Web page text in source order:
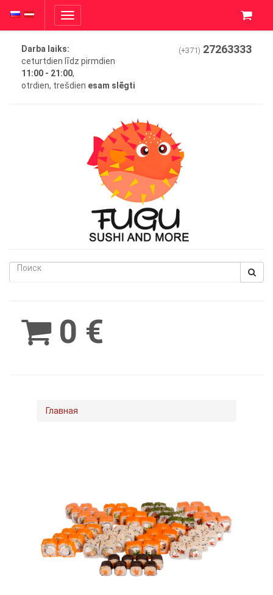
Toggle
navigation
Darba laiks:
ceturtdien līdz pirmdien
11:00 - 21:00,
otrdien, trešdien esam slēgti
(+371) 27263333
BetWest0 €
Главная